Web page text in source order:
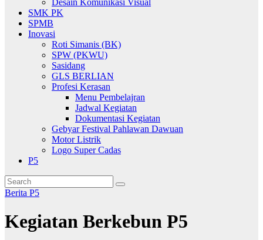
Desain Komunikasi Visual
SMK PK
SPMB
Inovasi
Roti Simanis (BK)
SPW (PKWU)
Sasidang
GLS BERLIAN
Profesi Kerasan
Menu Pembelajran
Jadwal Kegiatan
Dokumentasi Kegiatan
Gebyar Festival Pahlawan Dawuan
Motor Listrik
Logo Super Cadas
P5
Berita P5
Kegiatan Berkebun P5